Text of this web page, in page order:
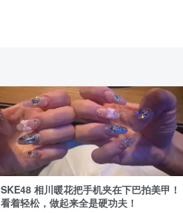
SKE48 相川暖花把手机夹在下巴拍美甲！
看着轻松，做起来全是硬功夫！